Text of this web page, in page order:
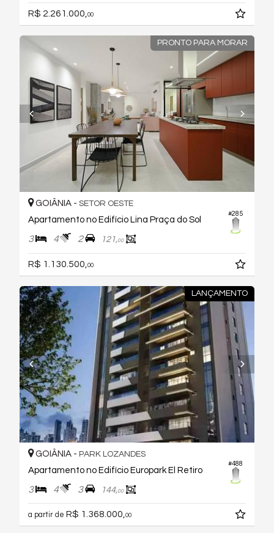
R$ 2.261.000, 00
PRONTO PARA MORAR
#285
GOIÂNIA - SETOR OESTE
Apartamento no Edifício Lina Praça do Sol
3 4 2 121,00
R$ 1.130.500, 00
LANÇAMENTO
#488
GOIÂNIA - PARK LOZANDES
Apartamento no Edifício Europark El Retiro
3 4 3 144,00
a partir de R$ 1.368.000,00